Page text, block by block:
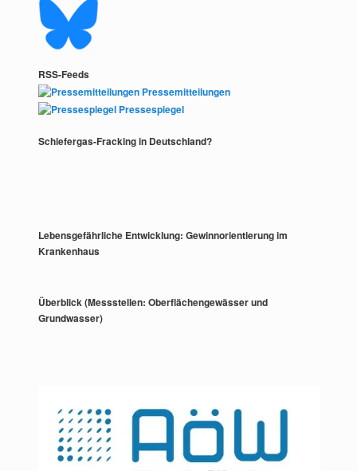
RSS-Feeds
Pressemitteilungen
Pressespiegel
Schiefergas-Fracking in Deutschland?
Lebensgefährliche Entwicklung: Gewinnorientierung im
Krankenhaus
Überblick (Messstellen: Oberflächengewässer und
Grundwasser)